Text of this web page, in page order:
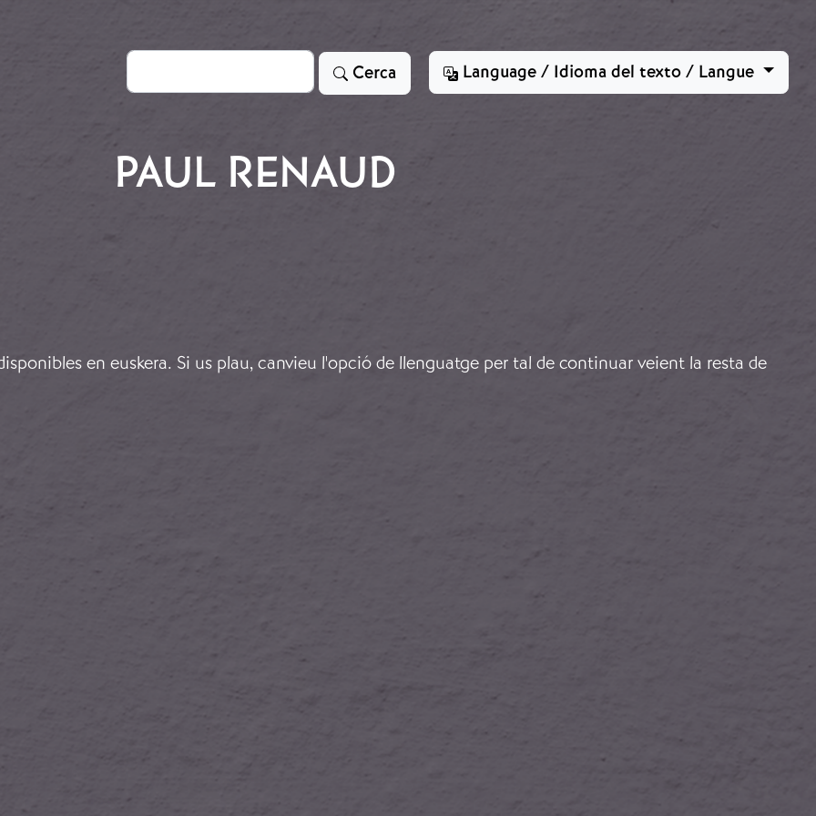
Cerca Cerca Language / Idioma del texto / Langue
PAUL RENAUD
en euskera. Si us plau, canvieu l'opció de llenguatge per tal de continuar veient la resta de